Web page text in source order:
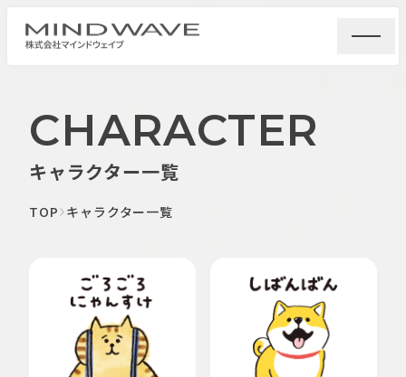
CHARACTER
キャラクター一覧
TOP キャラクター一覧